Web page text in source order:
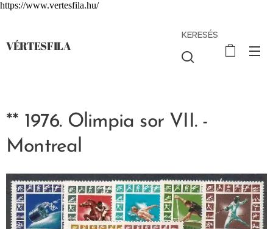
https://www.vertesfila.hu/
VÉRTESFILA
KERESÉS
** 1976. Olimpia sor VII. -
Montreal